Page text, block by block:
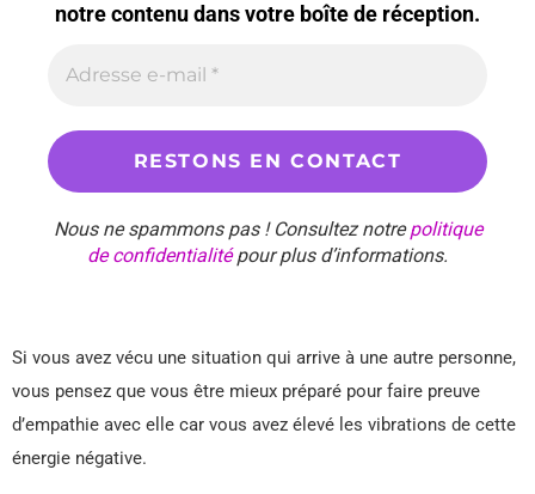
notre contenu dans votre boîte de réception.
Nous ne spammons pas ! Consultez notrepolitique
de confidentialitépour plus d’informations.
Si vous avez vécu une situation qui arrive à une autre personne,
vous pensez que vous être mieux préparé pour faire preuve
d’empathie avec elle car vous avez élevé les vibrations de cette
énergie négative.